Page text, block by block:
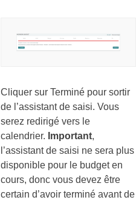
Cliquer sur Terminé pour sortir
de l’assistant de saisi. Vous
serez redirigé vers le
calendrier. Important,
l’assistant de saisi ne sera plus
disponible pour le budget en
cours, donc vous devez être
certain d’avoir terminé avant de